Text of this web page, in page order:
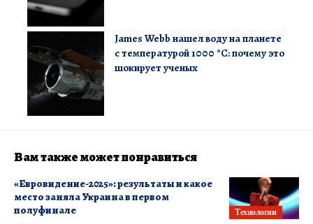
James Webb нашел воду на планете
с температурой 1000 °C: почему это
шокирует ученых
Вам также может понравиться
Технологии
«Евровидение-2025»: результаты и какое
место заняла Украина в первом
полуфинале